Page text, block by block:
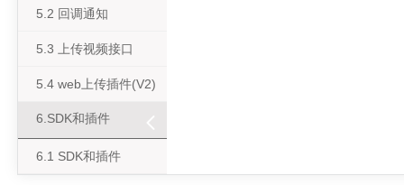
5.2 回调通知
5.3 上传视频接口
5.4 web上传插件(V2)
6.SDK和插件
6.1 SDK和插件